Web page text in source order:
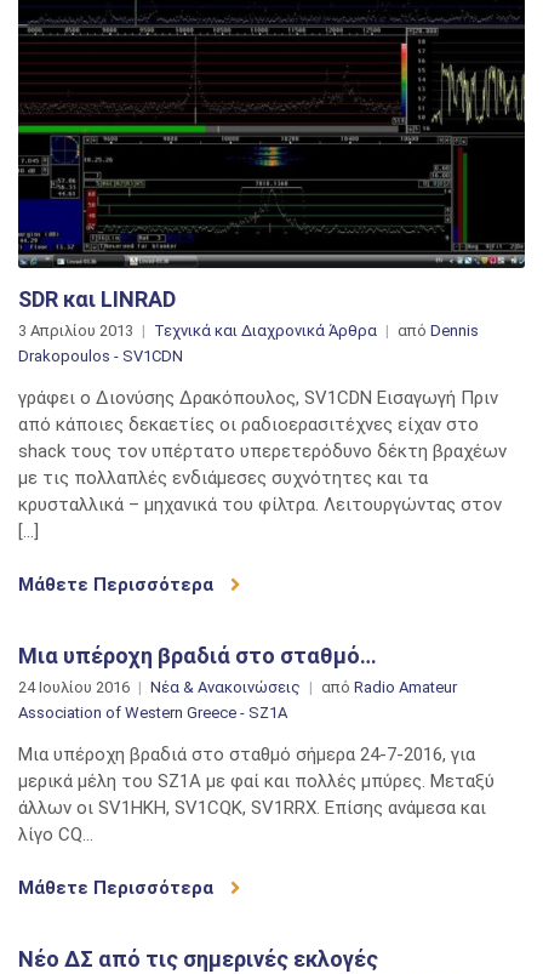
SDR και LINRAD
3 Απριλίου 2013 Τεχνικά και Διαχρονικά Άρθρα από Dennis
Drakopoulos - SV1CDN
γράφει ο Διονύσης Δρακόπουλος, SV1CDN Εισαγωγή Πριν
από κάποιες δεκαετίες οι ραδιοερασιτέχνες είχαν στο
shack τους τον υπέρτατο υπερετερόδυνο δέκτη βραχέων
με τις πολλαπλές ενδιάμεσες συχνότητες και τα
κρυσταλλικά – μηχανικά του φίλτρα. Λειτουργώντας στον
[…]
Μάθετε Περισσότερα
Μια υπέροχη βραδιά στο σταθμό…
24 Ιουλίου 2016 Νέα & Ανακοινώσεις από Radio Amateur
Association of Western Greece - SZ1A
Μια υπέροχη βραδιά στο σταθμό σήμερα 24-7-2016, για
μερικά μέλη του SZ1A με φαί και πολλές μπύρες. Μεταξύ
άλλων οι SV1HKH, SV1CQK, SV1RRX. Επίσης ανάμεσα και
λίγο CQ…
Μάθετε Περισσότερα
Νέο ΔΣ από τις σημερινές εκλογές